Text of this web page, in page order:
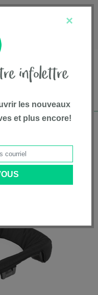
1-800-667-8184
• table à langer SENA™
×
les nouveaux
et plus encore!